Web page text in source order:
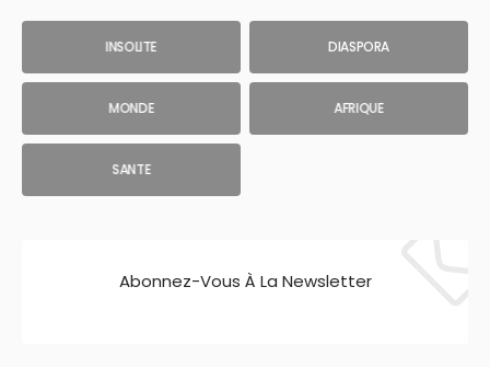
INSOLITE DIASPORA
MONDE AFRIQUE
SANTE
Abonnez-Vous À La Newsletter